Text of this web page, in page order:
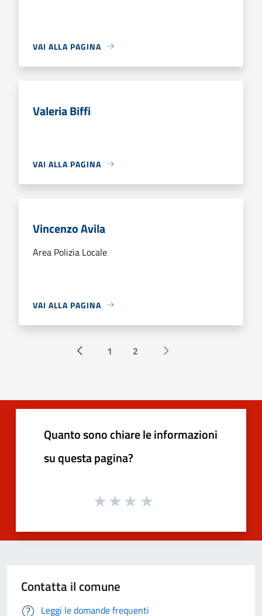
VAI ALLA PAGINA
Valeria Biffi
VAI ALLA PAGINA
Vincenzo Avila
Area Polizia Locale
VAI ALLA PAGINA
« Precedente
1 2 Successiva »
Quanto sono chiare le informazioni
su questa pagina?
Contatta il comune
Leggi le domande frequenti